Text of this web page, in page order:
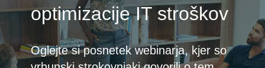
Global site
Africa
O nas
optimizacije IT stroškov
Oglejte si posnetek webinarja, kjer so